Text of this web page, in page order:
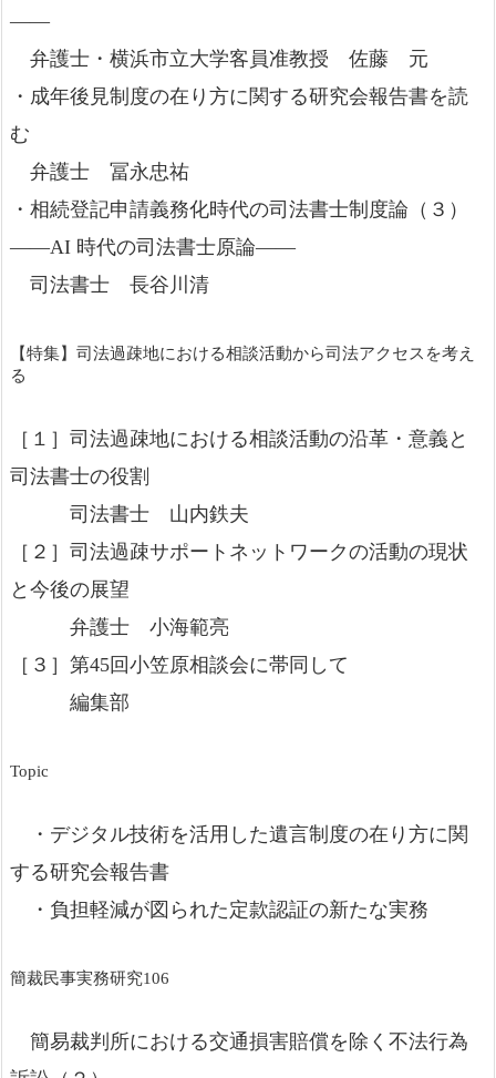
――
弁護士・横浜市立大学客員准教授 佐藤 元
・成年後見制度の在り方に関する研究会報告書を読
む
弁護士 冨永忠祐
・相続登記申請義務化時代の司法書士制度論（３）
――AI 時代の司法書士原論――
司法書士 長谷川清
【特集】司法過疎地における相談活動から司法アクセスを考え
る
［１］司法過疎地における相談活動の沿革・意義と
司法書士の役割
司法書士 山内鉄夫
［２］司法過疎サポートネットワークの活動の現状
と今後の展望
弁護士 小海範亮
［３］第45回小笠原相談会に帯同して
編集部
Topic
・デジタル技術を活用した遺言制度の在り方に関
する研究会報告書
・負担軽減が図られた定款認証の新たな実務
簡裁民事実務研究106
簡易裁判所における交通損害賠償を除く不法行為